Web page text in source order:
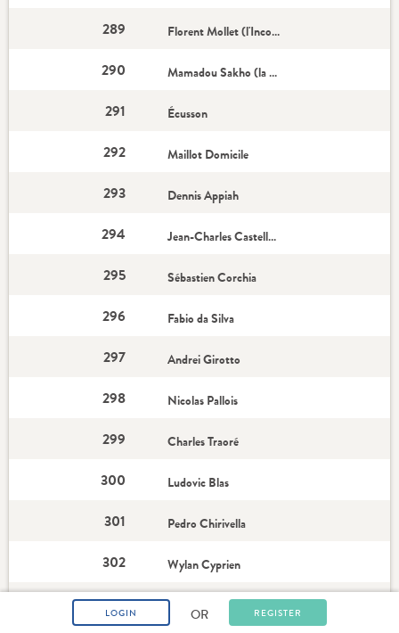
LOGIN OR REGISTER
289 Florent Mollet (l'Incontournable)
290 Mamadou Sakho (la Recrue)
291 Écusson
292 Maillot Domicile
293 Dennis Appiah
294 Jean-Charles Castelletto
295 Sébastien Corchia
296 Fabio da Silva
297 Andrei Girotto
298 Nicolas Pallois
299 Charles Traoré
300 Ludovic Blas
301 Pedro Chirivella
302 Wylan Cyprien
303 Samuel Moutoussamy